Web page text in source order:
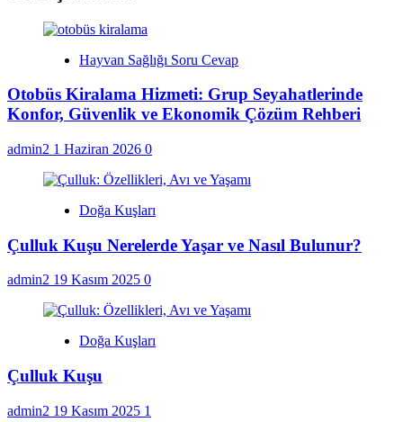
Hayvan Sağlığı Soru Cevap
Otobüs Kiralama Hizmeti: Grup Seyahatlerinde
Konfor, Güvenlik ve Ekonomik Çözüm Rehberi
admin2 1 Haziran 2026 0
Doğa Kuşları
Çulluk Kuşu Nerelerde Yaşar ve Nasıl Bulunur?
admin2 19 Kasım 2025 0
Doğa Kuşları
Çulluk Kuşu
admin2 19 Kasım 2025 1